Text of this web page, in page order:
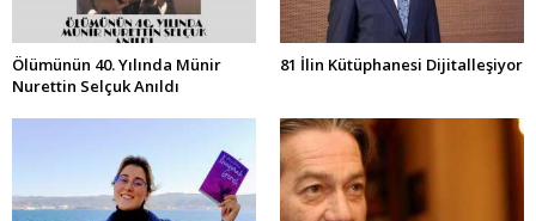
Ölümünün 40. Yılında Münir
Nurettin Selçuk Anıldı
81 İlin Kütüphanesi Dijitalleşiyor